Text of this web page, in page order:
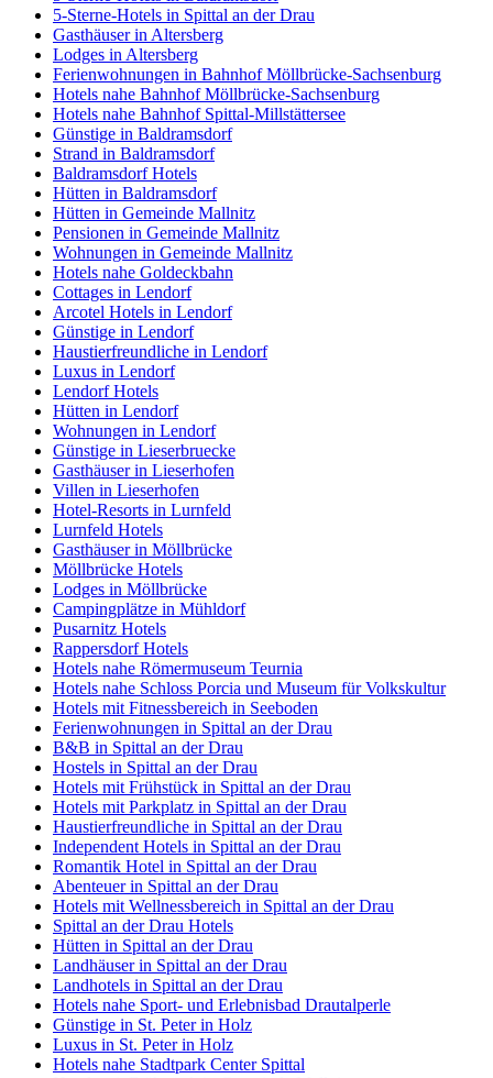
5-Sterne-Hotels in Spittal an der Drau
Gasthäuser in Altersberg
Lodges in Altersberg
Ferienwohnungen in Bahnhof Möllbrücke-Sachsenburg
Hotels nahe Bahnhof Möllbrücke-Sachsenburg
Hotels nahe Bahnhof Spittal-Millstättersee
Günstige in Baldramsdorf
Strand in Baldramsdorf
Baldramsdorf Hotels
Hütten in Baldramsdorf
Hütten in Gemeinde Mallnitz
Pensionen in Gemeinde Mallnitz
Wohnungen in Gemeinde Mallnitz
Hotels nahe Goldeckbahn
Cottages in Lendorf
Arcotel Hotels in Lendorf
Günstige in Lendorf
Haustierfreundliche in Lendorf
Luxus in Lendorf
Lendorf Hotels
Hütten in Lendorf
Wohnungen in Lendorf
Günstige in Lieserbruecke
Gasthäuser in Lieserhofen
Villen in Lieserhofen
Hotel-Resorts in Lurnfeld
Lurnfeld Hotels
Gasthäuser in Möllbrücke
Möllbrücke Hotels
Lodges in Möllbrücke
Campingplätze in Mühldorf
Pusarnitz Hotels
Rappersdorf Hotels
Hotels nahe Römermuseum Teurnia
Hotels nahe Schloss Porcia und Museum für Volkskultur
Hotels mit Fitnessbereich in Seeboden
Ferienwohnungen in Spittal an der Drau
B&B in Spittal an der Drau
Hostels in Spittal an der Drau
Hotels mit Frühstück in Spittal an der Drau
Hotels mit Parkplatz in Spittal an der Drau
Haustierfreundliche in Spittal an der Drau
Independent Hotels in Spittal an der Drau
Romantik Hotel in Spittal an der Drau
Abenteuer in Spittal an der Drau
Hotels mit Wellnessbereich in Spittal an der Drau
Spittal an der Drau Hotels
Hütten in Spittal an der Drau
Landhäuser in Spittal an der Drau
Landhotels in Spittal an der Drau
Hotels nahe Sport- und Erlebnisbad Drautalperle
Günstige in St. Peter in Holz
Luxus in St. Peter in Holz
Hotels nahe Stadtpark Center Spittal